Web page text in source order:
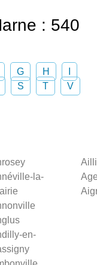
: 540
G H
S T
V
la-
en-